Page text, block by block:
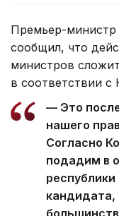
Премьер-
сообщил, что
министров
в соответствии с
— Это
нашего
Согласно
подадим в
кандидата,